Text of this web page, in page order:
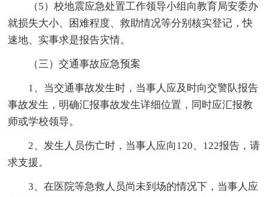
（5）校地震应急处置工作领导小组向教育局安委办
就损失大小、困难程度、救助情况等分别核实登记，快
速地、实事求是报告灾情。
（三）交通事故应急预案
1、当交通事故发生时，当事人应及时向交警队报告
事故发生，明确汇报事故发生详细位置，同时应汇报教
师或学校领导。
2、发生人员伤亡时，当事人应向120、122报告，请
求支援。
3、在医院等急救人员尚未到场的情况下，当事人应